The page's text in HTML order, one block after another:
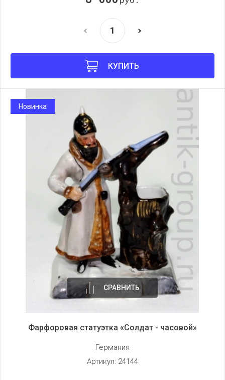
КУПИТЬ
СРАВНИТЬ
Новинка
Фарфоровая статуэтка «Солдат - часовой»
Германия
Артикул: 24144